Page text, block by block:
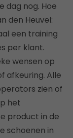
dag nog. Hoe
den Heuvel:
een training
per klant.
wensen op
afkeuring. Alle
zien of
het
product in de
schoenen in